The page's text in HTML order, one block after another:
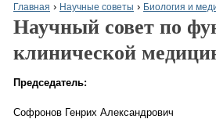
Вы здесь
Главная › Научные советы › Биология и
Научный совет по
клинической
Председатель:
Софронов Генрих Александрович